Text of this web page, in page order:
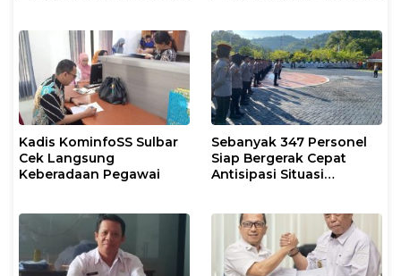
Kadis KominfoSS Sulbar
Cek Langsung
Keberadaan Pegawai
Sebanyak 347 Personel
Siap Bergerak Cepat
Antisipasi Situasi